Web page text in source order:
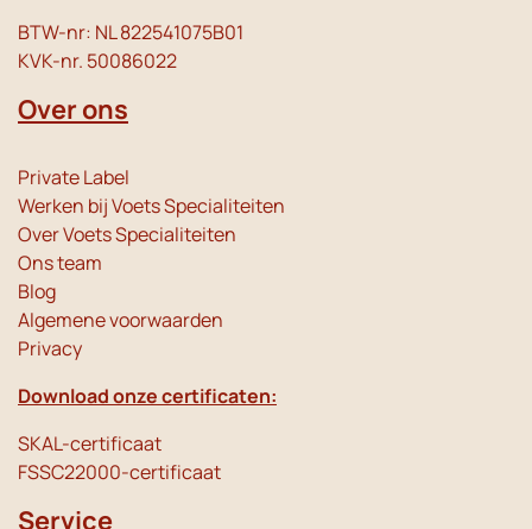
BTW-nr: NL 822541075B01
KVK-nr. 50086022
Over ons
Private Label
Werken bij Voets Specialiteiten
Over Voets Specialiteiten
Ons team
Blog
Algemene voorwaarden
Privacy
Download onze certificaten:
SKAL-certificaat
FSSC22000-certificaat
Service